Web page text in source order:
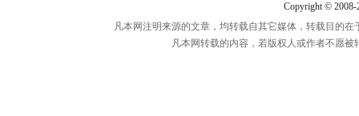
Copyright ©
凡本网注明来源的文章，均转载自其它媒体，转载目的
凡本网转载的内容，若版权人或作者不愿